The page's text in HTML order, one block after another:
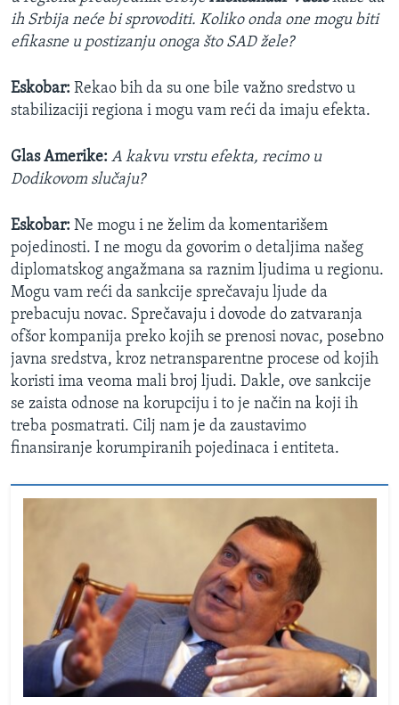
ih Srbija neće bi sprovoditi. Koliko onda one mogu biti
efikasne u postizanju onoga što SAD žele?
Eskobar: Rekao bih da su one bile važno sredstvo u
stabilizaciji regiona i mogu vam reći da imaju efekta.
Glas Amerike: A kakvu vrstu efekta, recimo u
Dodikovom slučaju?
Eskobar: Ne mogu i ne želim da komentarišem
pojedinosti. I ne mogu da govorim o detaljima našeg
diplomatskog angažmana sa raznim ljudima u regionu.
Mogu vam reći da sankcije sprečavaju ljude da
prebacuju novac. Sprečavaju i dovode do zatvaranja
ofšor kompanija preko kojih se prenosi novac, posebno
javna sredstva, kroz netransparentne procese od kojih
koristi ima veoma mali broj ljudi. Dakle, ove sankcije
se zaista odnose na korupciju i to je način na koji ih
treba posmatrati. Cilj nam je da zaustavimo
finansiranje korumpiranih pojedinaca i entiteta.